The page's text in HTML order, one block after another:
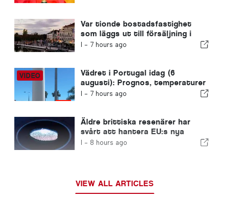
Var tionde bostadsfastighet
som läggs ut till försäljning i
Portugal säljs på mindre än en
I - 7 hours ago
Vädret i Portugal idag (6
augusti): Prognos, temperaturer
och vad man kan förvänta sig
I - 7 hours ago
Äldre brittiska resenärer har
svårt att hantera EU:s nya
fingeravtryckskontroller
I - 8 hours ago
VIEW ALL ARTICLES